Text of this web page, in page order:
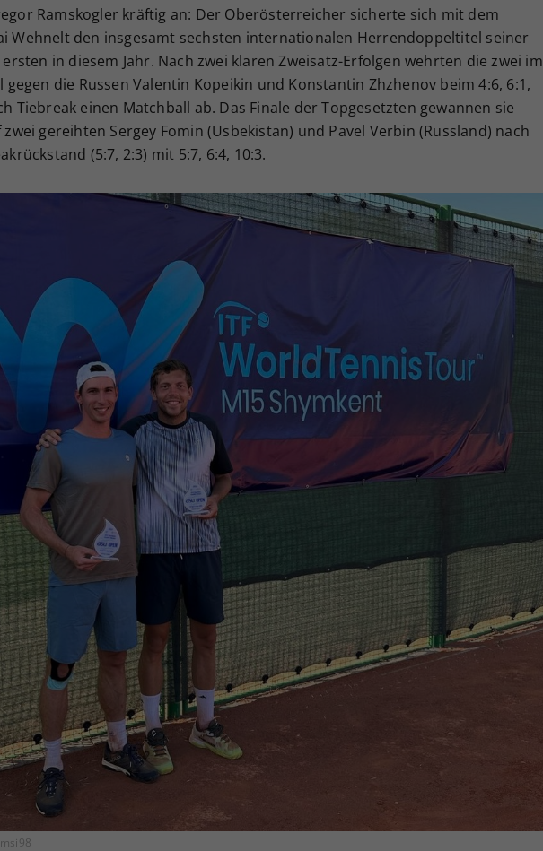
Ramskogler kräftig an: Der Oberösterreicher sicherte sich mit dem
Wehnelt den insgesamt sechsten internationalen Herrendoppeltitel seiner
in diesem Jahr. Nach zwei klaren Zweisatz-Erfolgen wehrten die zwei im
gegen die Russen Valentin Kopeikin und Konstantin Zhzhenov beim 4:6, 6:1,
Tiebreak einen Matchball ab. Das Finale der Topgesetzten gewannen sie
zwei gereihten Sergey Fomin (Usbekistan) und Pavel Verbin (Russland) nach
(5:7, 2:3) mit 5:7, 6:4, 10:3.